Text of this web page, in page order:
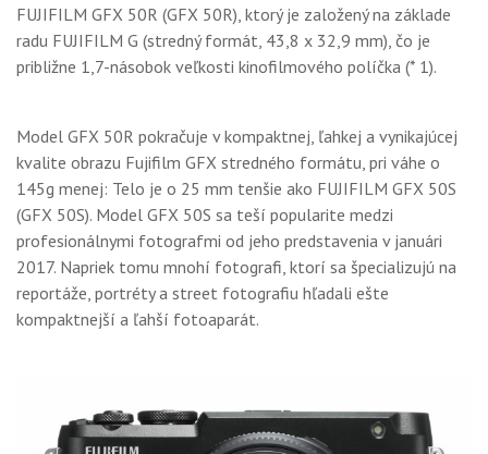
WORKSHOPY
OBCHOD
FUJIFILM GFX 50R (GFX 50R), ktorý je založený na základe
radu FUJIFILM G (stredný formát, 43,8 x 32,9 mm), čo je
približne 1,7-násobok veľkosti kinofilmového políčka (* 1).
Model GFX 50R pokračuje v kompaktnej, ľahkej a vynikajúcej
kvalite obrazu Fujifilm GFX stredného formátu, pri váhe o
145g menej: Telo je o 25 mm tenšie ako FUJIFILM GFX 50S
(GFX 50S). Model GFX 50S sa teší popularite medzi
profesionálnymi fotografmi od jeho predstavenia v januári
2017. Napriek tomu mnohí fotografi, ktorí sa špecializujú na
reportáže, portréty a street fotografiu hľadali ešte
kompaktnejší a ľahší fotoaparát.